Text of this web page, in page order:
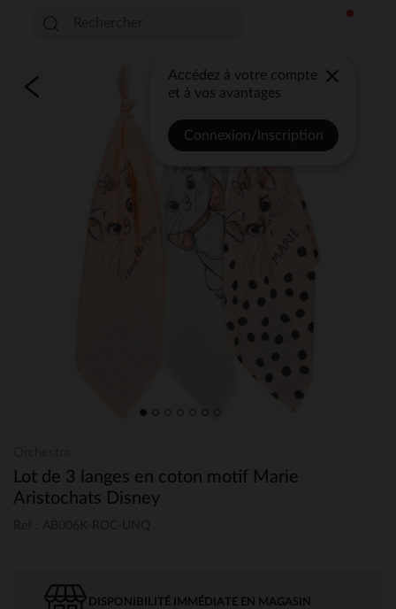
Accédez à votre compte
et à vos avantages
Connexion/Inscription
Lot de 3 langes en coton motif Marie
Aristochats Disney
DISPONIBILITÉ IMMÉDIATE EN MAGASIN